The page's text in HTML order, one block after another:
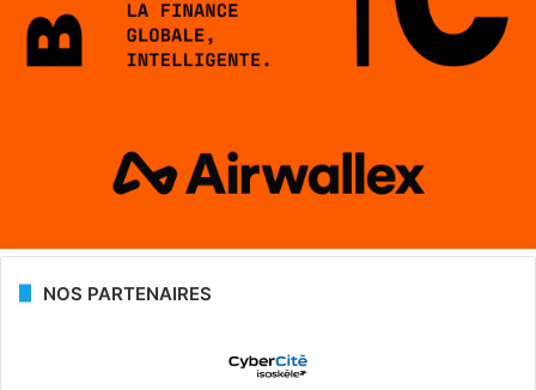
NOS PARTENAIRES